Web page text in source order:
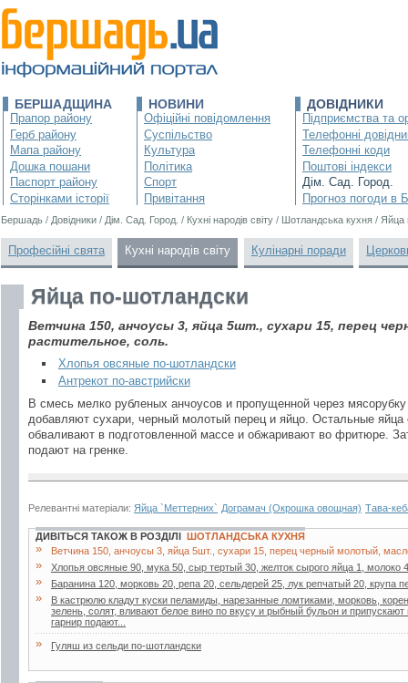
БЕРШАДЩИНА
Прапор району
Герб району
Мапа району
Дошка пошани
Паспорт району
Сторінками історії
НОВИНИ
Офіційні повідомлення
Суспільство
Культура
Політика
Спорт
Привітання
ДОВІДНИКИ
Підприємства та
Телефонні
Телефонні коди
Поштові індекси
Дім. Сад. Город.
Прогноз погоди в
Бершадь / Довідники / Дім. Сад. Город. / Кухні народів світу / Шотландська кухня / Яйца
Професійні свята Кухні народів світу Кулінарні поради
Яйца по-шотландски
Ветчина 150, анчоусы 3, яйца 5шт., сухари 15, перец
растительное, соль.
Хлопья овсяные по-шотландски
Антрекот по-австрийски
В смесь мелко рубленых анчоусов и пропущенной через
добавляют сухари, черный молотый перец и яйцо. Остальные
обваливают в подготовленной массе и обжаривают во фритюре.
подают на гренке.
Релевантні матеріали: Яйца `Меттерних` Дограмач (Окрошка овощная) Тава-
ДИВІТЬСЯ ТАКОЖ В РОЗДІЛІ ШОТЛАНДСЬКА КУХНЯ
» Ветчина 150, анчоусы 3, яйца 5шт., сухари 15, перец черный молотый,
» Хлопья овсяные 90, мука 50, сыр тертый 30, желток сырого яйца 1, молоко
» Баранина 120, морковь 20, репа 20, сельдерей 25, лук репчатый 20, крупа
»
В кастрюлю кладут куски пеламиды, нарезанные ломтиками, морковь,
зелень, солят, вливают белое вино по вкусу и рыбный бульон и
гарнир подают...
» Гуляш из сельди по-шотландски